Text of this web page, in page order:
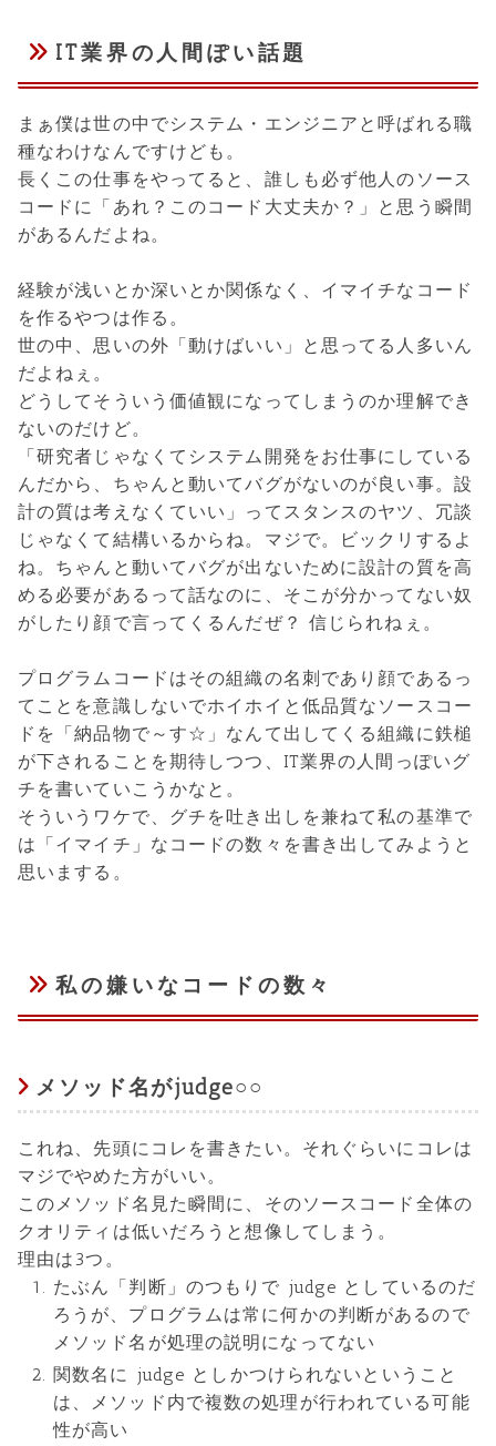
IT業界の人間ぽい話題
まぁ僕は世の中でシステム・エンジニアと呼ばれる職
種なわけなんですけども。
長くこの仕事をやってると、誰しも必ず他人のソース
コードに「あれ？このコード大丈夫か？」と思う瞬間
があるんだよね。
経験が浅いとか深いとか関係なく、イマイチなコード
を作るやつは作る。
世の中、思いの外「動けばいい」と思ってる人多いん
だよねぇ。
どうしてそういう価値観になってしまうのか理解でき
ないのだけど。
「研究者じゃなくてシステム開発をお仕事にしている
んだから、ちゃんと動いてバグがないのが良い事。設
計の質は考えなくていい」ってスタンスのヤツ、冗談
じゃなくて結構いるからね。マジで。ビックリするよ
ね。ちゃんと動いてバグが出ないために設計の質を高
める必要があるって話なのに、そこが分かってない奴
がしたり顔で言ってくるんだぜ？ 信じられねぇ。
プログラムコードはその組織の名刺であり顔であるっ
てことを意識しないでホイホイと低品質なソースコー
ドを「納品物で～す☆」なんて出してくる組織に鉄槌
が下されることを期待しつつ、IT業界の人間っぽいグ
チを書いていこうかなと。
そういうワケで、グチを吐き出しを兼ねて私の基準で
は「イマイチ」なコードの数々を書き出してみようと
思いまする。
私の嫌いなコードの数々
メソッド名がjudge○○
これね、先頭にコレを書きたい。それぐらいにコレは
マジでやめた方がいい。
このメソッド名見た瞬間に、そのソースコード全体の
クオリティは低いだろうと想像してしまう。
理由は3つ。
たぶん「判断」のつもりで judge としているのだ
ろうが、プログラムは常に何かの判断があるので
メソッド名が処理の説明になってない
関数名に judge としかつけられないということ
は、メソッド内で複数の処理が行われている可能
性が高い